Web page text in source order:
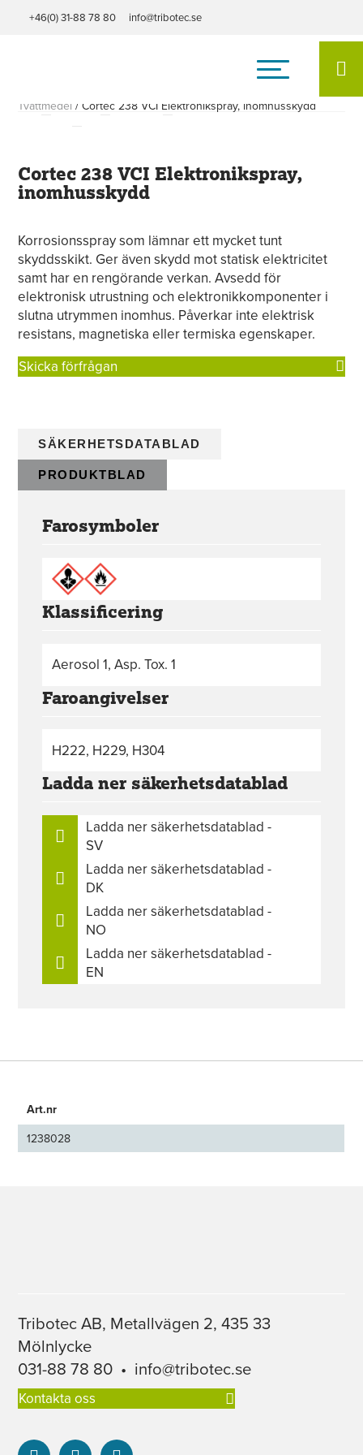
+46(0) 31-88 78 80 info@tribotec.se
Tvättmedel /Cortec 238 VCI Elektronikspray, inomhusskydd
Cortec 238 VCI Elektronikspray,
inomhusskydd
Korrosionsspray som lämnar ett mycket tunt
skyddsskikt. Ger även skydd mot statisk elektricitet
samt har en rengörande verkan. Avsedd för
elektronisk utrustning och elektronikkomponenter i
slutna utrymmen inomhus. Påverkar inte elektrisk
resistans, magnetiska eller termiska egenskaper.
Skicka förfrågan
SÄKERHETSDATABLAD
PRODUKTBLAD
Farosymboler
Klassificering
Aerosol 1, Asp. Tox. 1
Faroangivelser
H222, H229, H304
Ladda ner säkerhetsdatablad
Ladda ner säkerhetsdatablad -
SV
Ladda ner säkerhetsdatablad -
DK
Ladda ner säkerhetsdatablad -
NO
Ladda ner säkerhetsdatablad -
EN
Art.nr
1238028
Tribotec AB, Metallvägen 2, 435 33
Mölnlycke
031-88 78 80 • info@tribotec.se
Kontakta oss